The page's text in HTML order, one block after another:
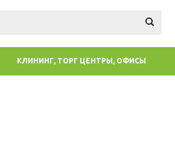
КЛИНИНГ, ТОРГ ЦЕНТРЫ, ОФИСЫ